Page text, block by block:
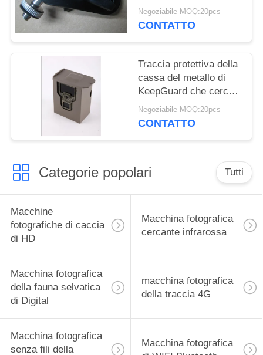
trascinano i supporti di
attacco della macchina
Negoziabile MOQ:20pcs
CONTATTO
Traccia protettiva della
cassa del metallo di
KeepGuard che cerca
l'OEM degli accessori
della macchina
Negoziabile MOQ:20pcs
CONTATTO
Categorie popolari Tutti
Macchine
fotografiche di caccia
di HD
Macchina fotografica
cercante infrarossa
Macchina fotografica
della fauna selvatica
di Digital
macchina fotografica
della traccia 4G
Macchina fotografica
senza fili della
Macchina fotografica